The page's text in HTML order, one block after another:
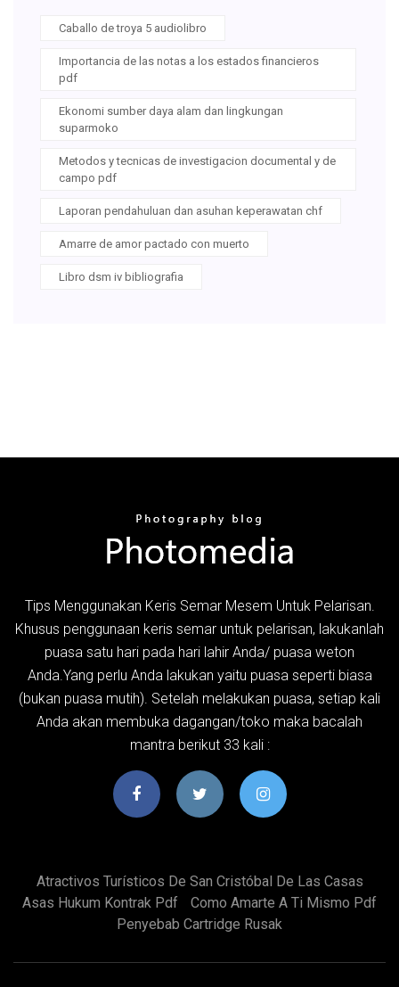
Caballo de troya 5 audiolibro
Importancia de las notas a los estados financieros
pdf
Ekonomi sumber daya alam dan lingkungan
suparmoko
Metodos y tecnicas de investigacion documental y de
campo pdf
Laporan pendahuluan dan asuhan keperawatan chf
Amarre de amor pactado con muerto
Libro dsm iv bibliografia
Tips Menggunakan Keris Semar Mesem Untuk Pelarisan.
Khusus penggunaan keris semar untuk pelarisan, lakukanlah
puasa satu hari pada hari lahir Anda/ puasa weton
Anda.Yang perlu Anda lakukan yaitu puasa seperti biasa
(bukan puasa mutih). Setelah melakukan puasa, setiap kali
Anda akan membuka dagangan/toko maka bacalah
mantra berikut 33 kali :
Atractivos Turísticos De San Cristóbal De Las Casas
Asas Hukum Kontrak Pdf
Como Amarte A Ti Mismo Pdf
Penyebab Cartridge Rusak